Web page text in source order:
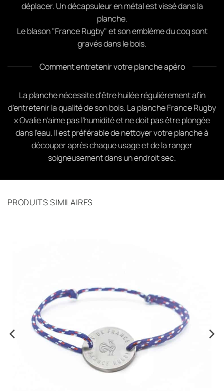
déplacer. Un décapsuleur en métal est vissé dans la
planche.
Le blason "France Rugby" et son emblème du coq sont
gravés dans le bois.
Comment entretenir votre planche apéro
La planche nécessite d'être huilée régulièrement afin
d'entretenir la qualité de son bois. La planche France Rugby
x Ovalie n'aime pas l'humidité et ne doit pas être plongée
dans l'eau. Il est préférable de nettoyer votre planche à
découper après chaque usage et de la ranger
soigneusement dans un endroit sec.
PRODUITS SIMILAIRES